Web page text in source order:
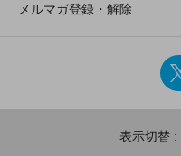
メルマガ登録・解除
表示切替 :